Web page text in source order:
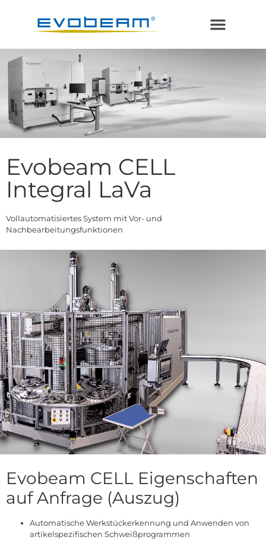
Evobeam CELL
Integral LaVa
Vollautomatisiertes System mit Vor- und
Nachbearbeitungsfunktionen
Evobeam CELL Eigenschaften
auf Anfrage (Auszug)
Automatische Werkstückerkennung und Anwenden von
artikelspezifischen Schweißprogrammen